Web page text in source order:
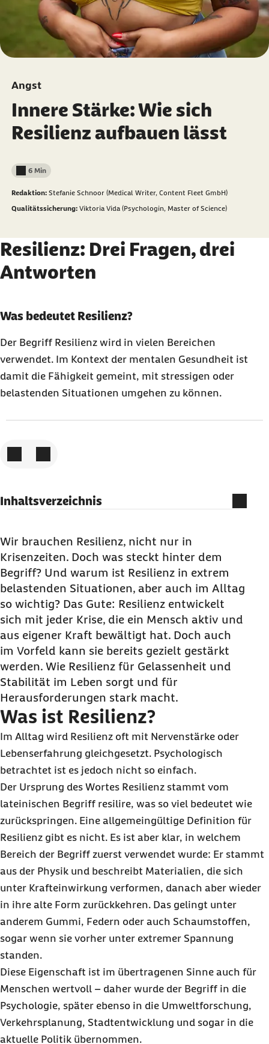
Angst
Innere Stärke: Wie sich
Resilienz aufbauen lässt
Lesedauer weniger als
6 Min
Redaktion: Stefanie Schnoor (Medical Writer, Content Fleet GmbH)
Qualitätssicherung: Viktoria Vida (Psychologin, Master of Science)
Resilienz: Drei Fragen, drei
Antworten
Karussell mit 3 Elementen
Element 1 von 3
Was bedeutet Resilienz?
Der Begriff Resilienz wird in vielen Bereichen
verwendet. Im Kontext der mentalen Gesundheit ist
damit die Fähigkeit gemeint, mit stressigen oder
belastenden Situationen umgehen zu können.
Inhaltsverzeichnis
Ist Resilienz angeboren?
Lässt sich Resilienz erlernen?
Quiz: Wie gut kennen Sie sich mit Resilienz aus?
Was beeinflusst unsere Resilienz positiv?
Wie kann ich resilienter werden?
Kann Resilienz gegen Angst helfen?
Wir brauchen Resilienz, nicht nur in
Krisenzeiten. Doch was steckt hinter dem
Begriff? Und warum ist Resilienz in extrem
belastenden Situationen, aber auch im Alltag
so wichtig? Das Gute: Resilienz entwickelt
sich mit jeder Krise, die ein Mensch aktiv und
aus eigener Kraft bewältigt hat. Doch auch
im Vorfeld kann sie bereits gezielt gestärkt
werden. Wie Resilienz für Gelassenheit und
Stabilität im Leben sorgt und für
Herausforderungen stark macht.
Was ist Resilienz?
Im Alltag wird Resilienz oft mit Nervenstärke oder
Lebenserfahrung gleichgesetzt. Psychologisch
betrachtet ist es jedoch nicht so einfach.
Der Ursprung des Wortes Resilienz stammt vom
lateinischen Begriff resilire, was so viel bedeutet wie
zurückspringen. Eine allgemeingültige Definition für
Resilienz gibt es nicht. Es ist aber klar, in welchem
Bereich der Begriff zuerst verwendet wurde: Er stammt
aus der Physik und beschreibt Materialien, die sich
unter Krafteinwirkung verformen, danach aber wieder
in ihre alte Form zurückkehren. Das gelingt unter
anderem Gummi, Federn oder auch Schaumstoffen,
sogar wenn sie vorher unter extremer Spannung
standen.
Diese Eigenschaft ist im übertragenen Sinne auch für
Menschen wertvoll – daher wurde der Begriff in die
Psychologie, später ebenso in die Umweltforschung,
Verkehrsplanung, Stadtentwicklung und sogar in die
aktuelle Politik übernommen.